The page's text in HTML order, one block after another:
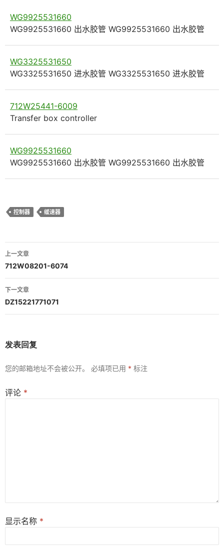
WG9925531660
WG9925531660 出水胶管 WG9925531660 出水胶管
WG3325531650
WG3325531650 进水胶管 WG3325531650 进水胶管
712W25441-6009
Transfer box controller
WG9925531660
WG9925531660 出水胶管 WG9925531660 出水胶管
控制器 缓速器
文
章
导
航
上一文章
712W08201-6074
下一文章
DZ15221771071
发表回复
您的邮箱地址不会被公开。 必填项已用 * 标注
评论 *
显示名称 *